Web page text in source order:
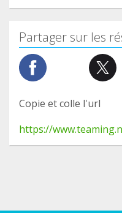
Partager sur les
Copie et colle l'url
https://